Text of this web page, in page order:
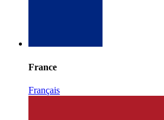
France
Français